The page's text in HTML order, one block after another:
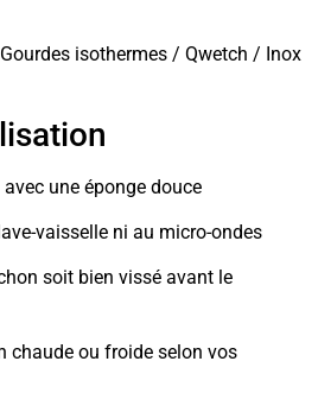
isothermes / Qwetch / Inox
une éponge douce
vaisselle ni au micro-ondes
soit bien vissé avant le
chaude ou froide selon vos